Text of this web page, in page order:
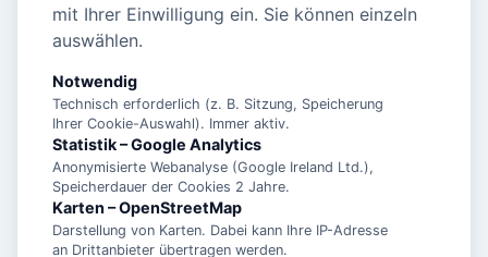
Insel Borkum: Ferienhaus Vier separate Schlafzimmer
Insel Borkum: Ferienhaus Vier
separate Schlafzimmer
26757 Borkum
mit Ihrer Einwilligung ein. Sie können einzeln
auswählen.
Notwendig
Technisch erforderlich (z. B. Sitzung, Speicherung
Ihrer Cookie-Auswahl). Immer aktiv.
Statistik – Google Analytics
Anonymisierte Webanalyse (Google Ireland Ltd.),
Speicherdauer der Cookies 2 Jahre.
Karten – OpenStreetMap
Darstellung von Karten. Dabei kann Ihre IP-Adresse
an Drittanbieter übertragen werden.